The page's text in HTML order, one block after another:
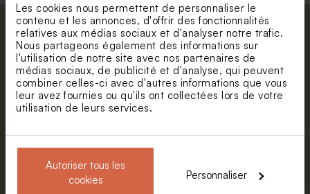
Les cookies nous permettent de personnaliser le
contenu et les annonces, d'offrir des fonctionnalités
relatives aux médias sociaux et d'analyser notre trafic.
Nous partageons également des informations sur
l'utilisation de notre site avec nos partenaires de
médias sociaux, de publicité et d'analyse, qui peuvent
combiner celles-ci avec d'autres informations que vous
leur avez fournies ou qu'ils ont collectées lors de votre
utilisation de leurs services.
Autoriser tous les
cookies
Personnaliser
Valisette personnalisable
Abonnez-vous à la newsletter et restez
informé. Petite surprise : bénéficiez de 5%
de réduction.
Prénom